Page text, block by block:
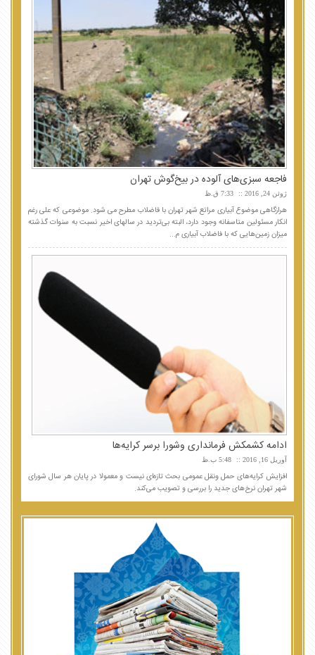
فاجعه سبزی‌های آلوده در بیخ‌گوش تهران
ژوئن 24, 2016 7:33 ق.ظ
هرازگاهی موضوع آبیاری مراتع شهر تهران با فاضلاب مطرح می شود. موضوعی که علی رغم
انکار مسئولین متاسفانه وجود دارد، البته بی‌تردید در سالهای اخیر نسبت به سنوات گذشته
میزان زمین‌هایی که با فاضلاب آبیاری م...
ادامه کشمکش فرمانداری وشورا برسر کرایه‌ها
آوریل 16, 2016 5:48 ب.ظ
افزایش کرایه‌های حمل ونقل عمومی بحث تازه‌ای نیست و معمولا در پایان هر سال شورای
شهر تهران نرخ‌های جدید را بررسی و تصویب می‌کند.